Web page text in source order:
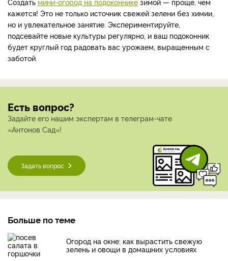
Создать мини-огород на подоконнике зимой — проще, чем
кажется! Это не только источник свежей зелени без химии,
но и увлекательное занятие. Экспериментируйте,
подсевайте новые культуры регулярно, и ваш подоконник
будет круглый год радовать вас урожаем, выращенным с
заботой.
Есть вопрос?
Задайте его нашим экспертам в телеграм-чате
«Антонов Сад»!
Задать вопрос
Больше по теме
Огород на окне: как вырастить свежую
зелень и овощи в домашних условиях